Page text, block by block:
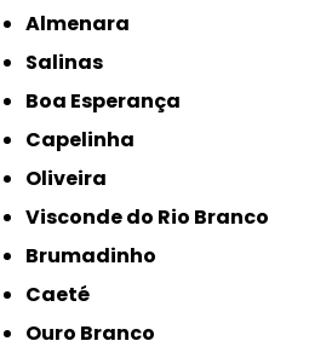
Almenara
Salinas
Boa Esperança
Capelinha
Oliveira
Visconde do Rio Branco
Brumadinho
Caeté
Ouro Branco